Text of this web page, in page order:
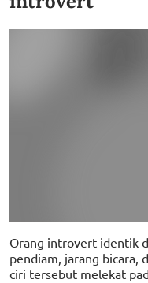
Orang introvert identik
pendiam, jarang bicara,
ciri tersebut melekat